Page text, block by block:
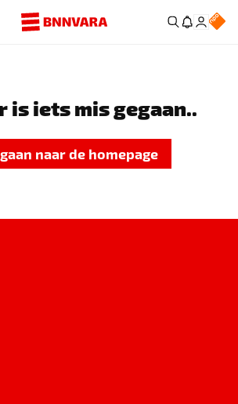
is iets mis gegaan..
naar de homepage